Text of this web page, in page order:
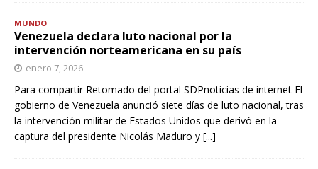
MUNDO
Venezuela declara luto nacional por la
intervención norteamericana en su país
enero 7, 2026
Para compartir Retomado del portal SDPnoticias de internet El
gobierno de Venezuela anunció siete días de luto nacional, tras
la intervención militar de Estados Unidos que derivó en la
captura del presidente Nicolás Maduro y [...]